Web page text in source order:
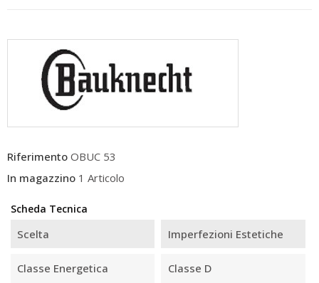
Riferimento OBUC 53
In magazzino 1 Articolo
Scheda Tecnica
Scelta Imperfezioni Estetiche
Classe Energetica Classe D